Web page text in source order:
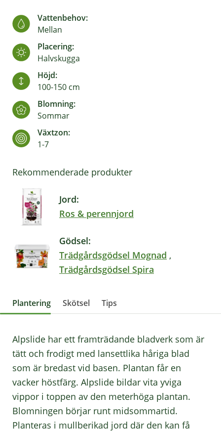
Vattenbehov:
Mellan
Placering:
Halvskugga
Höjd:
100-150 cm
Blomning:
Sommar
Växtzon:
1-7
Rekommenderade produkter
Jord:
Ros & perennjord
Gödsel:
Trädgårdsgödsel Mognad ,
Trädgårdsgödsel Spira
Plantering Skötsel Tips
Alpslide har ett framträdande bladverk som är
tätt och frodigt med lansettlika håriga blad
som är bredast vid basen. Plantan får en
vacker höstfärg. Alpslide bildar vita yviga
vippor i toppen av den meterhöga plantan.
Blomningen börjar runt midsommartid.
Planteras i mullberikad jord där den kan få